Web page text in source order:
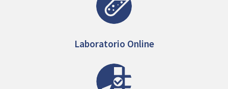
Laboratorio Online